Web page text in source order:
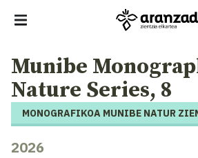
Munibe
Nature Series, 8
MONOGRAFIKOA MUNIBE NATUR
2026